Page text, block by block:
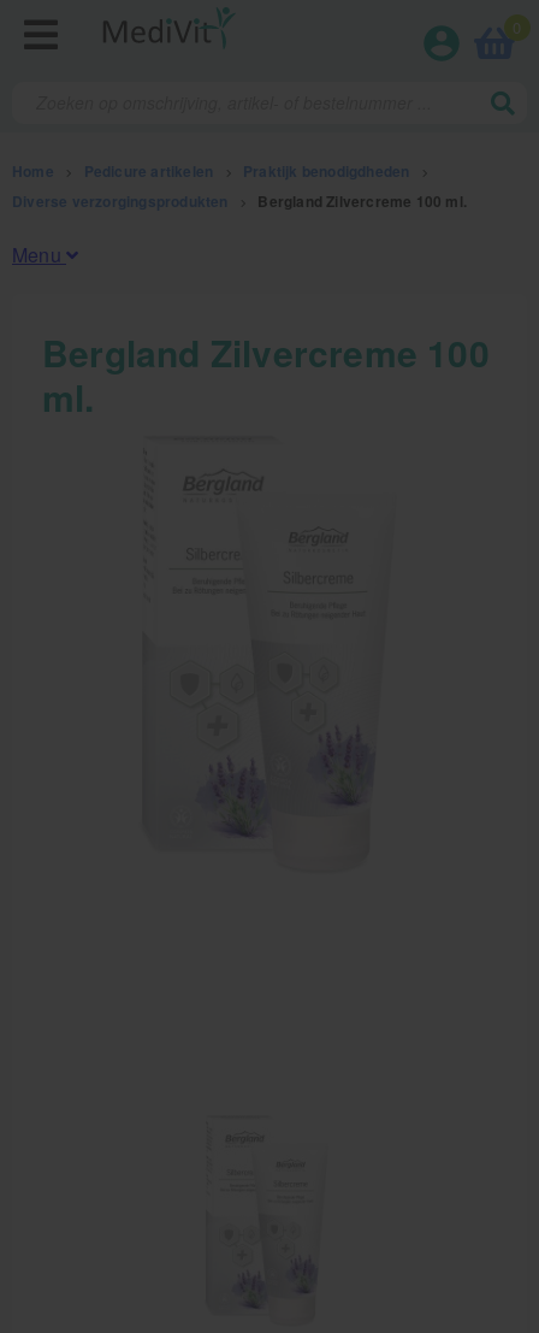
0
Home Pedicure artikelen Praktijk benodigdheden
Diverse verzorgingsprodukten
Bergland Zilvercreme 100 ml.
Menu
Fysiotherapieproducten
Verbruiksmaterialen
Bergland Zilvercreme 100
ml.